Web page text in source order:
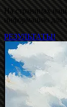
На страницах
информацию для
РЕЗУЛЬТАТЫ!